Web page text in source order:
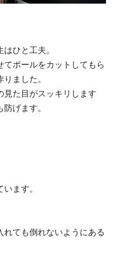
ひと工夫。
ポールをカットしてもら
ました。
見た目がスッキリします
げます。
ます。
ても倒れないようにある